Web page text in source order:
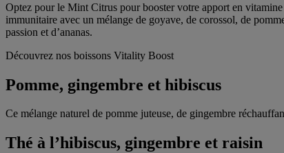
Optez pour le Mint Citrus pour booster votre apport en
immunitaire avec un mélange de goyave, de corossol, de
passion et d’ananas.
Découvrez nos boissons Vitality Boost
Pomme, gingembre et hibiscus
Ce mélange naturel de pomme juteuse, de gingembre
Thé à l’hibiscus, gingembre et raisin